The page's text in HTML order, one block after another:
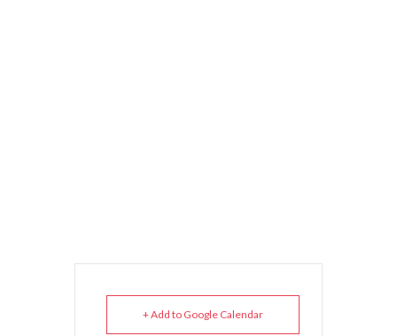
+ Add to Google Calendar